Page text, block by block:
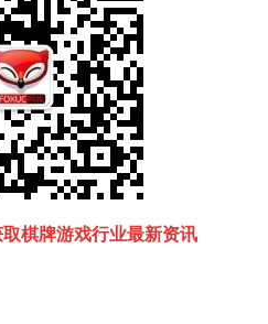
棋牌游戏行业最新资讯